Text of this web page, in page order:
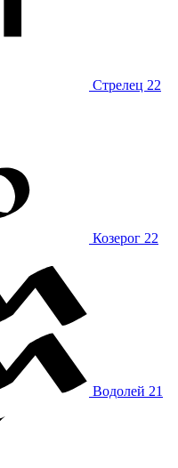
Стрелец 22
Козерог 22
Водолей 21